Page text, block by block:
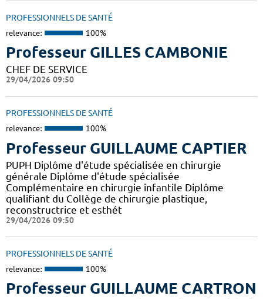
PROFESSIONNELS DE SANTÉ
relevance: 100%
Professeur GILLES CAMBONIE
CHEF DE SERVICE
29/04/2026 09:50
PROFESSIONNELS DE SANTÉ
relevance: 100%
Professeur GUILLAUME CAPTIER
PUPH Diplôme d'étude spécialisée en chirurgie
générale Diplôme d'étude spécialisée
Complémentaire en chirurgie infantile Diplôme
qualifiant du Collège de chirurgie plastique,
reconstructrice et esthét
29/04/2026 09:50
PROFESSIONNELS DE SANTÉ
relevance: 100%
Professeur GUILLAUME CARTRON